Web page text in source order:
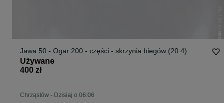
Jawa 50 - Ogar 200 - części - skrzynia biegów (20.4)
Używane
400 zł
Chrząstów - Dzisiaj o 06:06